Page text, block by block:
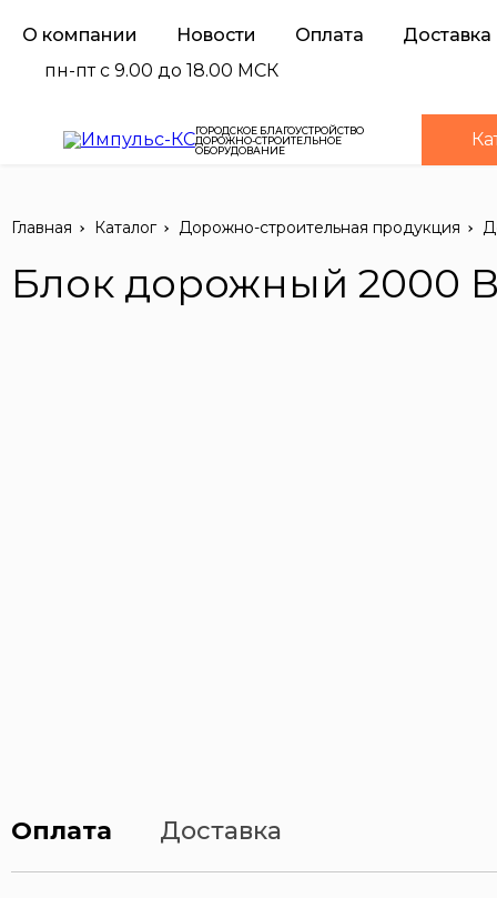
О компании Новости Оплата
Доставка
пн-пт с 9.00 до 18.00 МСК
ГОРОДСКОЕ БЛАГОУСТРОЙСТВО
ДОРОЖНО-СТРОИТЕЛЬНОЕ
ОБОРУДОВАНИЕ
Главная Каталог Дорожно-строительная продукция
Блок дорожный 2000
Оплата Доставка